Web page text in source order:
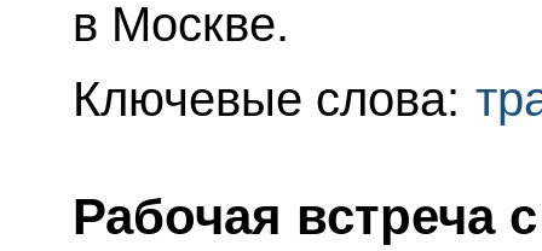
в Москве.
Ключевые слова:
Рабочая встреча